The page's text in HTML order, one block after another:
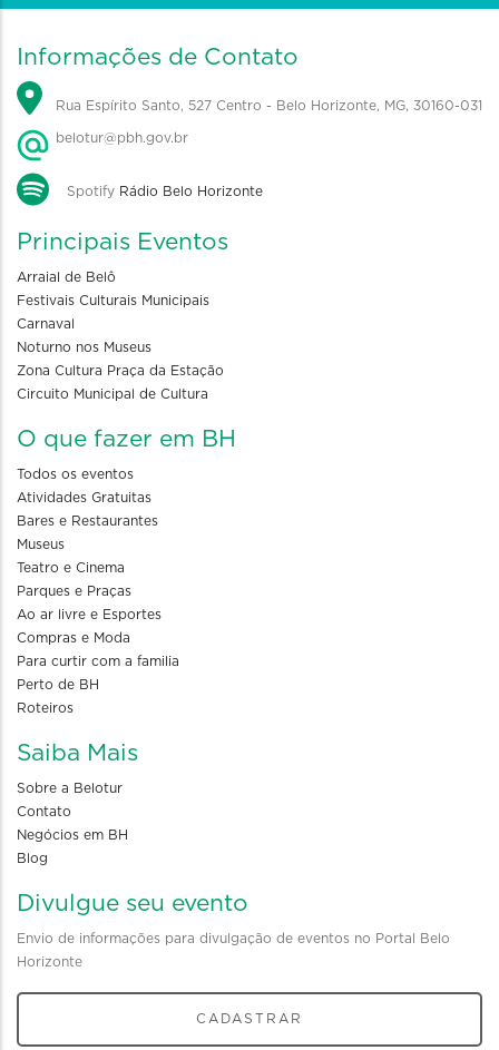
Informações de Contato
Rua Espírito Santo, 527 Centro - Belo Horizonte, MG, 30160-031
belotur@pbh.gov.br
Spotify Rádio Belo Horizonte
Principais Eventos
Arraial de Belô
Festivais Culturais Municipais
Carnaval
Noturno nos Museus
Zona Cultura Praça da Estação
Circuito Municipal de Cultura
O que fazer em BH
Todos os eventos
Atividades Gratuitas
Bares e Restaurantes
Museus
Teatro e Cinema
Parques e Praças
Ao ar livre e Esportes
Compras e Moda
Para curtir com a familia
Perto de BH
Roteiros
Saiba Mais
Sobre a Belotur
Contato
Negócios em BH
Blog
Divulgue seu evento
Envio de informações para divulgação de eventos no Portal Belo
Horizonte
CADASTRAR